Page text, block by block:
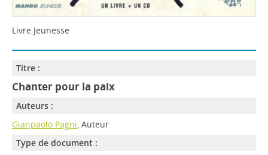
Livre Jeunesse
Titre :
Chanter pour la paix
Auteurs :
Gianpaolo Pagni, Auteur
Type de document :